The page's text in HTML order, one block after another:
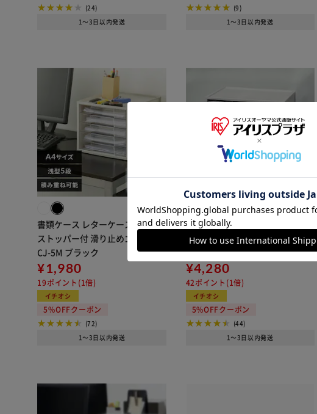
(24)
1～3日以内発送
(9)
1～3日以内発送
書類ケース レターケース A4 5段
ストッパー付 滑り止めゴム脚付 L
CJ-5M ブラック
¥1,980
19ポイント(1倍)
イチオシ
5%OFFクーポン
(72)
1～3日以内発送
収納ケース 5段 小物収納 卓上 KK
C-350DR ライトグレー
¥4,280
42ポイント(1倍)
イチオシ
5%OFFクーポン
(44)
1～3日以内発送
※ご確認ください